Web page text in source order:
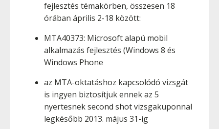
fejlesztés témakörben, összesen 18
órában április 2-18 között:
MTA40373: Microsoft alapú mobil
alkalmazás fejlesztés (Windows 8 és
Windows Phone
az MTA-oktatáshoz kapcsolódó vizsgát
is ingyen biztosítjuk ennek az 5
nyertesnek second shot vizsgakuponnal
legkésőbb 2013. május 31-ig